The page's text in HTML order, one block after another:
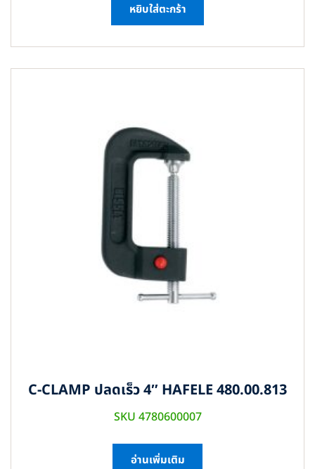
หยิบใส่ตะกร้า
C-CLAMP ปลดเร็ว 4″ HAFELE 480.00.813
SKU 4780600007
อ่านเพิ่มเติม